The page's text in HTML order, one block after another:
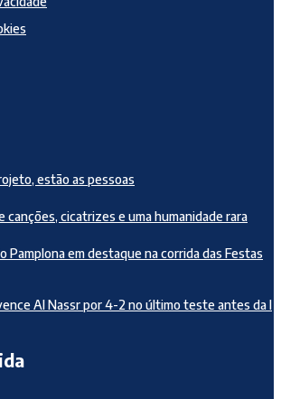
estão as pessoas
canções, cicatrizes e uma humanidade rara
Pamplona em destaque na corrida das Festas
Al Nassr por 4-2 no último teste antes da I